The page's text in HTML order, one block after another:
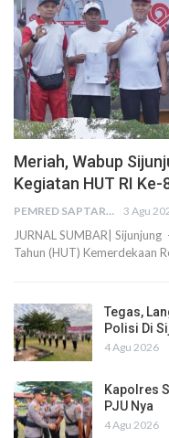
Meriah, Wabup
Kegiatan HUT RI
PEMRED SAPTARIUS 3 Agu
JURNAL SUMBAR|
Tahun (HUT) Kemerdekaan
Tegas,
Polisi Di
4 Agu 2026
Kapolres
PJU Nya
4 Agu 2026